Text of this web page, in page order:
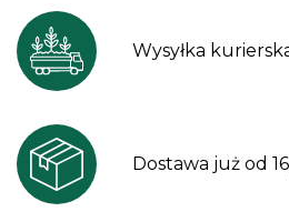
Wysyłka
Dostawa już od